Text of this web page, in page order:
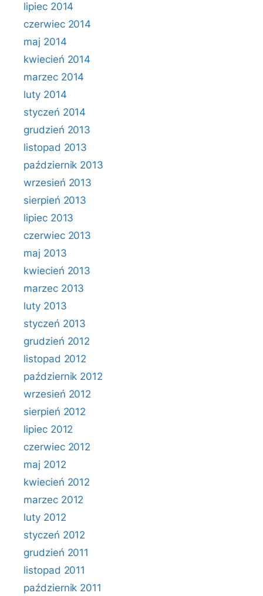
lipiec 2014
czerwiec 2014
maj 2014
kwiecień 2014
marzec 2014
luty 2014
styczeń 2014
grudzień 2013
listopad 2013
październik 2013
wrzesień 2013
sierpień 2013
lipiec 2013
czerwiec 2013
maj 2013
kwiecień 2013
marzec 2013
luty 2013
styczeń 2013
grudzień 2012
listopad 2012
październik 2012
wrzesień 2012
sierpień 2012
lipiec 2012
czerwiec 2012
maj 2012
kwiecień 2012
marzec 2012
luty 2012
styczeń 2012
grudzień 2011
listopad 2011
październik 2011